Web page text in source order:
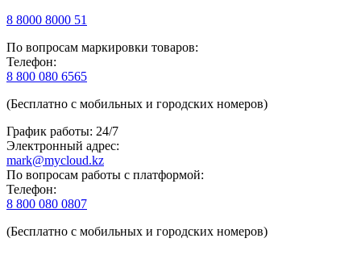
8 8000 8000 51
По вопросам маркировки товаров:
Телефон:
8 800 080 6565
(Бесплатно с мобильных и городских номеров)
График работы: 24/7
Электронный адрес:
mark@mycloud.kz
По вопросам работы с платформой:
Телефон:
8 800 080 0807
(Бесплатно с мобильных и городских номеров)